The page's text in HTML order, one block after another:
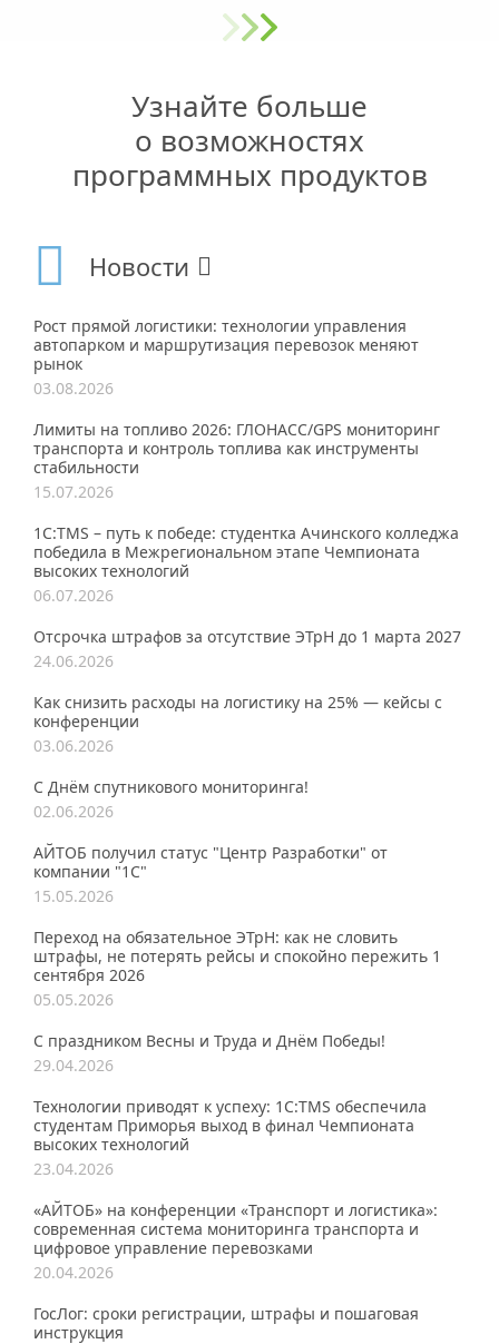
Узнайте больше
о возможностях
программных продуктов
Новости
Рост прямой логистики: технологии управления
автопарком и маршрутизация перевозок меняют
рынок
03.08.2026
Лимиты на топливо 2026: ГЛОНАСС/GPS мониторинг
транспорта и контроль топлива как инструменты
стабильности
15.07.2026
1С:TMS – путь к победе: студентка Ачинского колледжа
победила в Межрегиональном этапе Чемпионата
высоких технологий
06.07.2026
Отсрочка штрафов за отсутствие ЭТрН до 1 марта 2027
24.06.2026
Как снизить расходы на логистику на 25% — кейсы с
конференции
03.06.2026
С Днём спутникового мониторинга!
02.06.2026
АЙТОБ получил статус "Центр Разработки" от
компании "1С"
15.05.2026
Переход на обязательное ЭТрН: как не словить
штрафы, не потерять рейсы и спокойно пережить 1
сентября 2026
05.05.2026
С праздником Весны и Труда и Днём Победы!
29.04.2026
Технологии приводят к успеху: 1С:TMS обеспечила
студентам Приморья выход в финал Чемпионата
высоких технологий
23.04.2026
«АЙТОБ» на конференции «Транспорт и логистика»:
современная система мониторинга транспорта и
цифровое управление перевозками
20.04.2026
ГосЛог: сроки регистрации, штрафы и пошаговая
инструкция